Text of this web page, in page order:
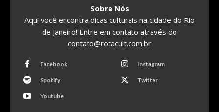
Sobre Nós
Aqui você encontra dicas culturais na cidade do Rio
de Janeiro! Entre em contato através do
contato@rotacult.com.br
Facebook Instagram
Spotify Twitter
Youtube